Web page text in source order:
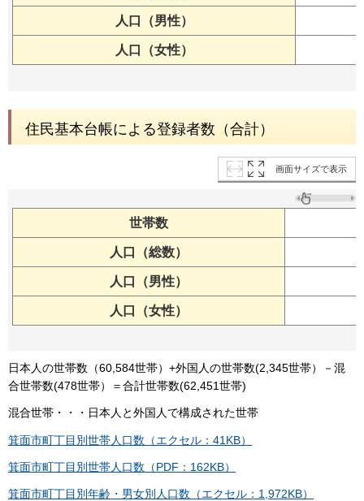
人口（男性）
人口（女性）
住民基本台帳による登録者数（合計）
画面サイズで表示
世帯数
人口（総数）
人口（男性）
人口（女性）
日本人の世帯数（60,584世帯）+外国人の世帯数(2,345世帯）－混
合世帯数(478世帯）＝合計世帯数(62,451世帯)
混合世帯・・・日本人と外国人で構成された世帯
箕面市町丁目別世帯人口数（エクセル：41KB）
箕面市町丁目別世帯人口数（PDF：162KB）
箕面市町丁目別年齢・男女別人口数（エクセル：1,972KB）